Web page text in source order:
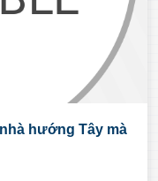
hướng Tây mà